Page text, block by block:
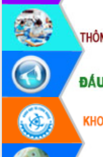
HĐND tỉnh thông qua điều chỉnh Quy
hoạch tỉnh thời kỳ 2021-2030
Hội thảo góp ý hồ sơ điều chỉnh quy
hoạch tỉnh Đắk Lắk thời kỳ 2021-2030,
tầm nhìn đến năm 2050
Nâng cao hiệu quả hoạt động của các
doanh nghiệp nhà nước
Hội nghị triển khai kết nối mạng
truyền số liệu chuyên dùng phục vụ cơ
quan Đảng, Nhà nước
Lễ phát động chuỗi hoạt động chung
tay làm sạch môi trường
Xã Ea Kar bước chuyển mình trong
công tác cải cách hành chính mô hình
mới